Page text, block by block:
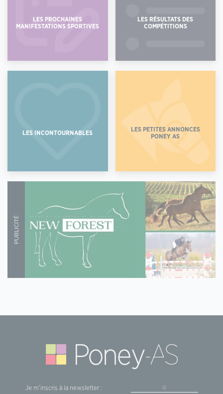
LES PROCHAINES
MANIFESTATIONS SPORTIVES
LES RÉSULTATS DES
COMPÉTITIONS
LES INCONTOURNABLES
LES PETITES ANNONCES
PONEY AS
Je m'inscris à la newsletter :